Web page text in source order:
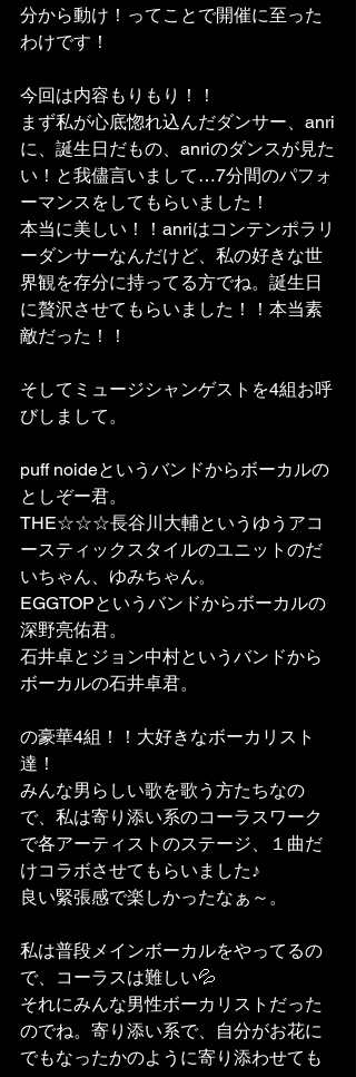
分から動け！ってことで開催に至った
わけです！
今回は内容もりもり！！
まず私が心底惚れ込んだダンサー、anri
に、誕生日だもの、anriのダンスが見た
い！と我儘言いまして…7分間のパフォ
ーマンスをしてもらいました！
本当に美しい！！anriはコンテンポラリ
ーダンサーなんだけど、私の好きな世
界観を存分に持ってる方でね。誕生日
に贅沢させてもらいました！！本当素
敵だった！！
そしてミュージシャンゲストを4組お呼
びしまして。
puff noideというバンドからボーカルの
としぞー君。
THE☆☆☆長谷川大輔というゆうアコ
ースティックスタイルのユニットのだ
いちゃん、ゆみちゃん。
EGGTOPというバンドからボーカルの
深野亮佑君。
石井卓とジョン中村というバンドから
ボーカルの石井卓君。
の豪華4組！！大好きなボーカリスト
達！
みんな男らしい歌を歌う方たちなの
で、私は寄り添い系のコーラスワーク
で各アーティストのステージ、１曲だ
けコラボさせてもらいました♪
良い緊張感で楽しかったなぁ～。
私は普段メインボーカルをやってるの
で、コーラスは難しい💦
それにみんな男性ボーカリストだった
のでね。寄り添い系で、自分がお花に
でもなったかのように寄り添わせても